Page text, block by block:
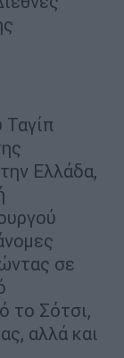
Ταγίπ
Ελλάδα,
σε
το Σότσι,
αλλά και